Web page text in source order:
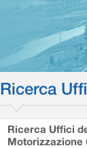
Ricerca
Ricerca Uffici
Motorizzazione